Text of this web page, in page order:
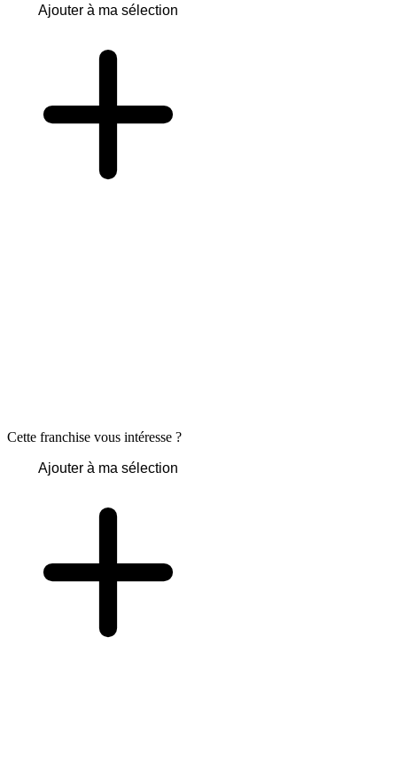
Ajouter à ma sélection
Cette franchise vous intéresse ?
Ajouter à ma sélection